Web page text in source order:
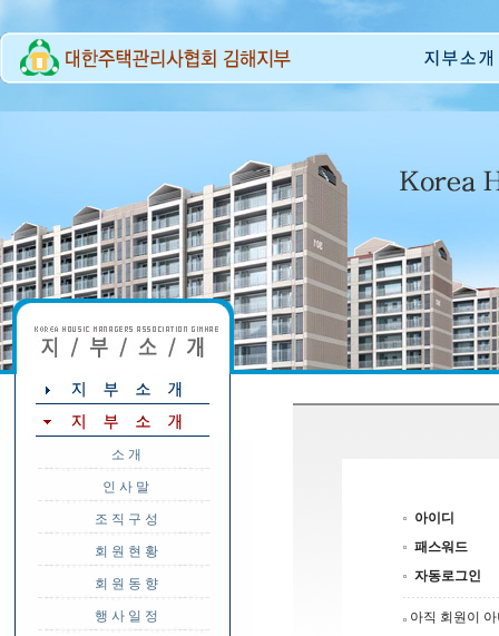
소 개
인 사 말
조 직 구 성
회 원 현 황
회 원 동 향
행 사 일 정
아이디
패스워드
자동로그인
아직 회원이